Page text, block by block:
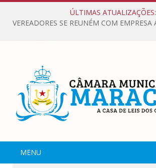
ÚLTIMAS ATUALIZAÇÕES:
MENU